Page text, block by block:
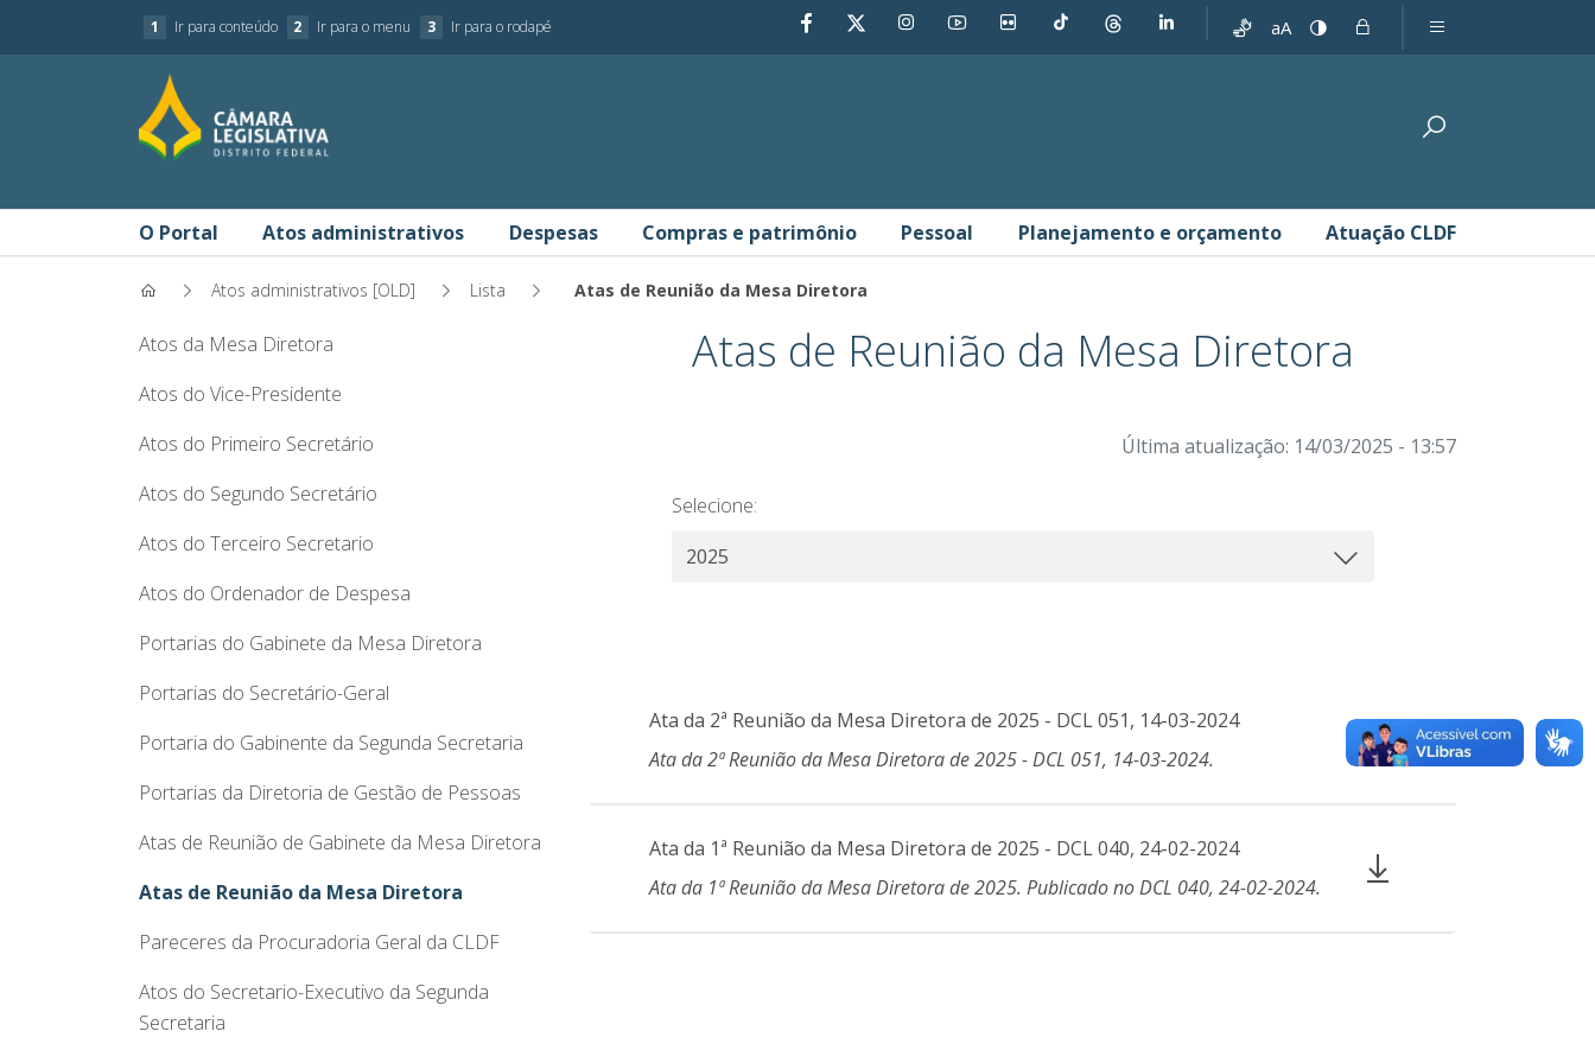
1 Ir para conteúdo 2 Ir para o menu 3 Ir para o rodapé aA
O Portal Atos administrativos Despesas Compras e patrimônio Pessoal Planejamento e orçamento Atuação CLDF
Atos administrativos [OLD] Lista Atas de Reunião da Mesa Diretora
Atas de Reunião da Mesa Diretora - Portal da Transparência
Atos da Mesa Diretora
Atos do Vice-Presidente
Atos do Primeiro Secretário
Atos do Segundo Secretário
Atos do Terceiro Secretario
Atos do Ordenador de Despesa
Portarias do Gabinete da Mesa Diretora
Portarias do Secretário-Geral
Portaria do Gabinente da Segunda Secretaria
Portarias da Diretoria de Gestão de Pessoas
Atas de Reunião de Gabinete da Mesa Diretora
Atas de Reunião da Mesa Diretora
Pareceres da Procuradoria Geral da CLDF
Atos do Secretario-Executivo da Segunda
Secretaria
Atas de Reunião da Mesa Diretora
Última atualização: 14/03/2025 - 13:57
Selecione:
Ata da 2ª Reunião da Mesa Diretora de 2025 - DCL 051, 14-03-2024
Ata da 2ª Reunião da Mesa Diretora de 2025 - DCL 051, 14-03-2024.
Ata da 1ª Reunião da Mesa Diretora de 2025 - DCL 040, 24-02-2024
Ata da 1ª Reunião da Mesa Diretora de 2025. Publicado no DCL 040, 24-02-2024.